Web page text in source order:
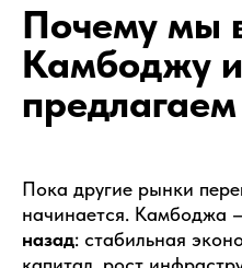
Почему мы
Камбоджу
Пока другие рынки
начинается. Камбоджа
назад: стабильная